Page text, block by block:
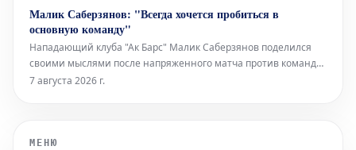
«Саутгемптон» (2016-2020) и «Тоттенхэм» (2020-2024).
«Марсель» на гран
Малик Саберзянов: "Всегда хочется пробиться в
основную команду"
Нападающий клуба "Ак Барс" Малик Саберзянов поделился
своими мыслями после напряженного матча против команды
"Нефтяник", который завершился победой "Ак Барса" со
7 августа 2026 г.
МЕНЮ